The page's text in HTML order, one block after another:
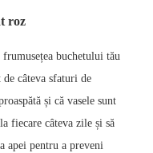
roz
buchetului tău
câteva sfaturi de
și că vasele sunt
fiecare câteva zile și să
apei pentru a preveni